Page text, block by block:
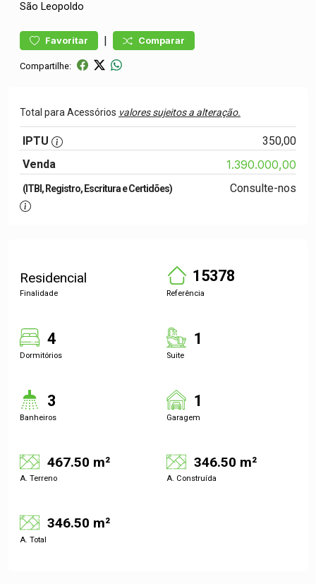
São Leopoldo
Favoritar | Comparar
Compartilhe:
Total para Acessórios valores sujeitos a alteração.
IPTU
350,00
Venda
1.390.000,00
(ITBI, Registro, Escritura e Certidões) Consulte-nos
Residencial
Finalidade
15378
Referência
4
Dormitórios
1
Suite
3
Banheiros
1
Garagem
467.50 m²
A. Terreno
346.50 m²
A. Construída
346.50 m²
A. Total